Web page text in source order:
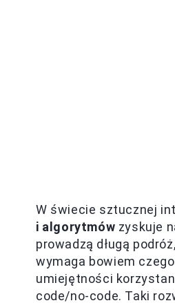
W świecie sztucznej
i algorytmów zyskuje
prowadzą długą
wymaga bowiem
umiejętności
code/no-code. Taki